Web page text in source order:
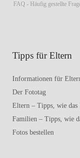
FAQ - Häufig gestellte
Tipps für Eltern
Informationen für
Der Fototag
Eltern – Tipps, wie das
Familien – Tipps, wie
Fotos bestellen